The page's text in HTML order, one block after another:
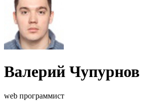
Валерий Чупурнов
web программист